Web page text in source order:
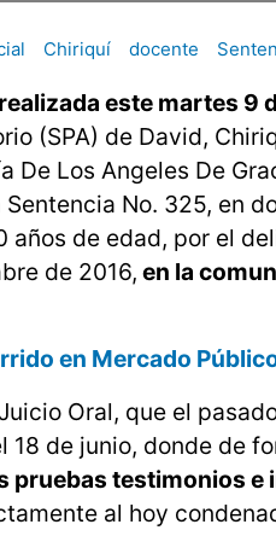
Chiriquí docente
este martes 9
(SPA) de David,
Los Angeles De
No. 325, en
años de edad, por el
de 2016, en la
en Mercado
Oral, que el
de junio, donde de
pruebas testimonios
al hoy